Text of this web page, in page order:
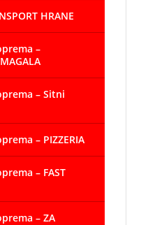
HRANE
–
– Sitni
– PIZZERIA
– FAST
– ZA